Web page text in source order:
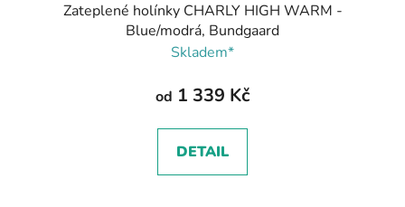
Zateplené holínky CHARLY HIGH WARM -
Blue/modrá, Bundgaard
Skladem*
od 1 339 Kč
DETAIL